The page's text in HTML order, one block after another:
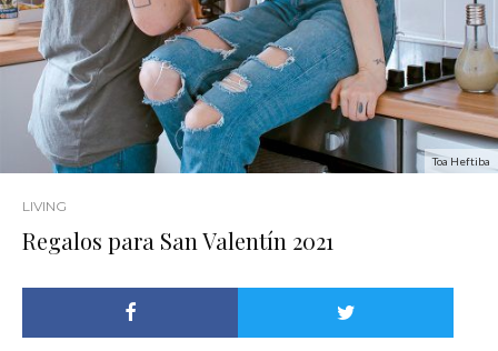
Toa Heftiba
LIVING
Regalos para San Valentín 2021